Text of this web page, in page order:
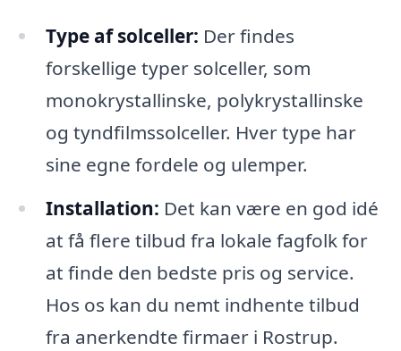
Type af solceller: Der findes
forskellige typer solceller, som
monokrystallinske, polykrystallinske
og tyndfilmssolceller. Hver type har
sine egne fordele og ulemper.
Installation: Det kan være en god idé
at få flere tilbud fra lokale fagfolk for
at finde den bedste pris og service.
Hos os kan du nemt indhente tilbud
fra anerkendte firmaer i Rostrup.